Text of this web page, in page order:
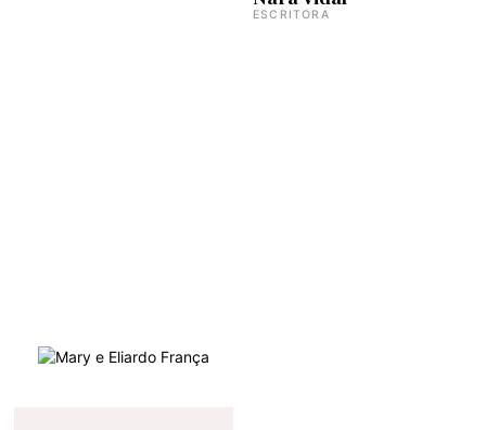
ESCRITORA